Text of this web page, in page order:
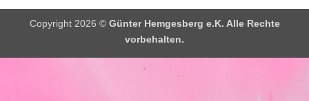
Copyright 2026 © Günter Hemgesberg e.K. Alle Rechte
vorbehalten.